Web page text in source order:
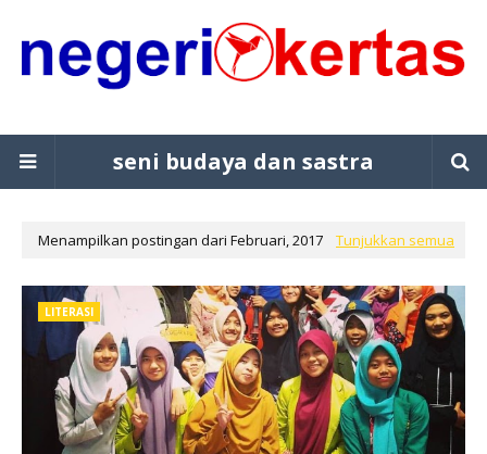
seni budaya dan sastra
Menampilkan postingan dari Februari, 2017 Tunjukkan semua
LITERASI